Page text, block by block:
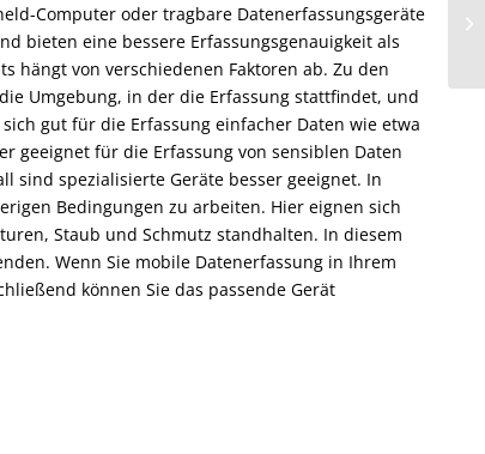
Computer oder tragbare Datenerfassungsgeräte
bieten eine bessere Erfassungsgenauigkeit als
hängt von verschiedenen Faktoren ab. Zu den
Umgebung, in der die Erfassung stattfindet, und
gut für die Erfassung einfacher Daten wie etwa
geeignet für die Erfassung von sensiblen Daten
sind spezialisierte Geräte besser geeignet. In
Bedingungen zu arbeiten. Hier eignen sich
Staub und Schmutz standhalten. In diesem
Wenn Sie mobile Datenerfassung in Ihrem
können Sie das passende Gerät